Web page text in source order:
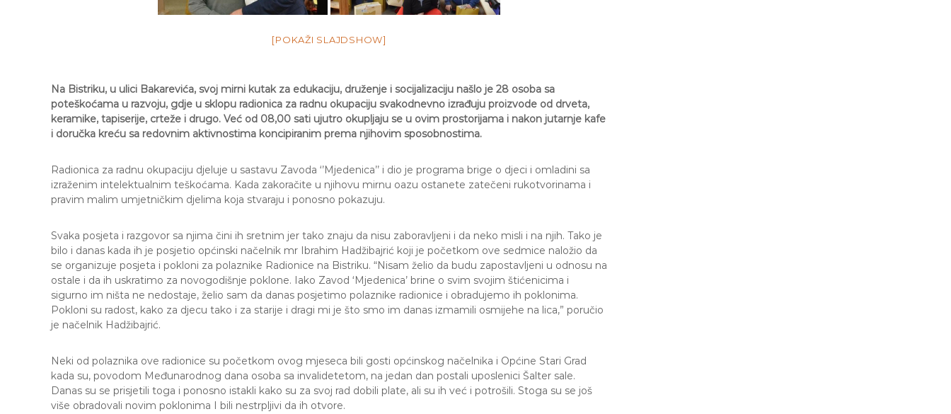
[POKAŽI SLAJDSHOW]
Na Bistriku, u ulici Bakarevića, svoj mirni kutak za edukaciju, druženje i socijalizaciju našlo je 28 osoba sa
poteškoćama u razvoju, gdje u sklopu radionica za radnu okupaciju svakodnevno izrađuju proizvode od drveta,
keramike, tapiserije, crteže i drugo. Već od 08,00 sati ujutro okupljaju se u ovim prostorijama i nakon jutarnje kafe
i doručka kreću sa redovnim aktivnostima koncipiranim prema njihovim sposobnostima.
Radionica za radnu okupaciju djeluje u sastavu Zavoda ‘’Mjedenica’’ i dio je programa brige o djeci i omladini sa
izraženim intelektualnim teškoćama. Kada zakoračite u njihovu mirnu oazu ostanete zatečeni rukotvorinama i
pravim malim umjetničkim djelima koja stvaraju i ponosno pokazuju.
Svaka posjeta i razgovor sa njima čini ih sretnim jer tako znaju da nisu zaboravljeni i da neko misli i na njih. Tako je
bilo i danas kada ih je posjetio općinski načelnik mr Ibrahim Hadžibajrić koji je početkom ove sedmice naložio da
se organizuje posjeta i pokloni za polaznike Radionice na Bistriku. “Nisam želio da budu zapostavljeni u odnosu na
ostale i da ih uskratimo za novogodišnje poklone. Iako Zavod ‘Mjedenica’ brine o svim svojim štićenicima i
sigurno im ništa ne nedostaje, želio sam da danas posjetimo polaznike radionice i obradujemo ih poklonima.
Pokloni su radost, kako za djecu tako i za starije i dragi mi je što smo im danas izmamili osmijehe na lica,” poručio
je načelnik Hadžibajrić.
Neki od polaznika ove radionice su početkom ovog mjeseca bili gosti općinskog načelnika i Općine Stari Grad
kada su, povodom Međunarodnog dana osoba sa invalidetetom, na jedan dan postali uposlenici Šalter sale.
Danas su se prisjetili toga i ponosno istakli kako su za svoj rad dobili plate, ali su ih već i potrošili. Stoga su se još
više obradovali novim poklonima I bili nestrpljivi da ih otvore.